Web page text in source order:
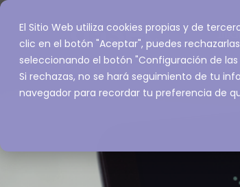
El Sitio Web utiliza cookies propias y de
clic en el botón "Aceptar", puedes
seleccionando el botón "Configuración de
Si rechazas, no se hará seguimiento de tu
navegador para recordar tu preferencia de